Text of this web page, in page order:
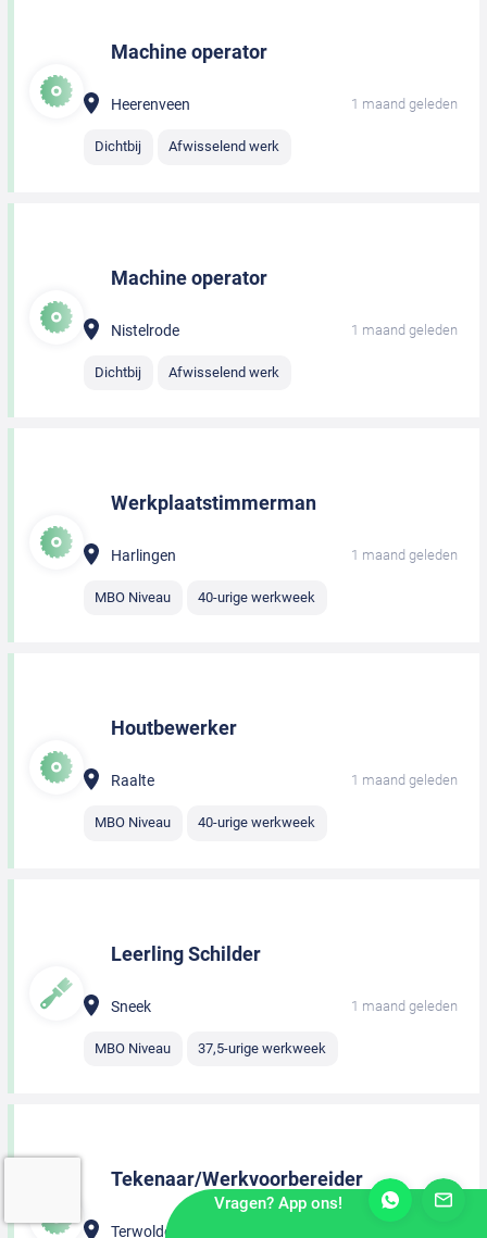
Machine operator
Heerenveen 1 maand geleden
Dichtbij Afwisselend werk
Machine operator
Nistelrode 1 maand geleden
Dichtbij Afwisselend werk
Werkplaatstimmerman
Harlingen 1 maand geleden
MBO Niveau 40-urige werkweek
Houtbewerker
Raalte 1 maand geleden
MBO Niveau 40-urige werkweek
Leerling Schilder
Sneek 1 maand geleden
MBO Niveau 37,5-urige werkweek
Tekenaar/Werkvoorbereider
Terwolde
Vragen? App ons!